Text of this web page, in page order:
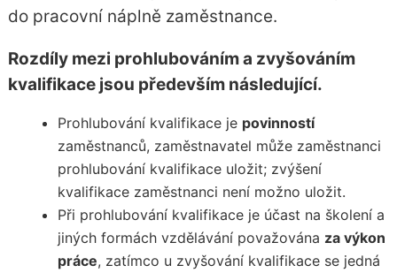
do pracovní náplně zaměstnance.
Rozdíly mezi prohlubováním a zvyšováním
kvalifikace jsou především následující.
Prohlubování kvalifikace je povinností
zaměstnanců, zaměstnavatel může zaměstnanci
prohlubování kvalifikace uložit; zvýšení
kvalifikace zaměstnanci není možno uložit.
Při prohlubování kvalifikace je účast na školení a
jiných formách vzdělávání považována za výkon
práce, zatímco u zvyšování kvalifikace se jedná